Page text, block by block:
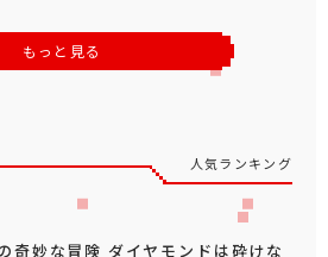
もっと見る
人気ランキング
奇妙な冒険 ダイヤモンドは砕けな